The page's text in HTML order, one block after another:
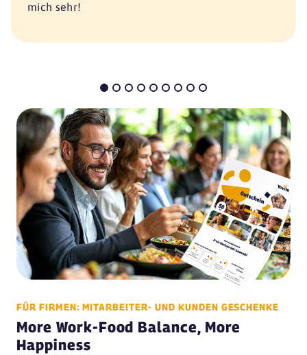
mich sehr!
FÜR FIRMEN: MITARBEITER- UND KUNDEN GESCHENKE
More Work-Food Balance, More
Happiness